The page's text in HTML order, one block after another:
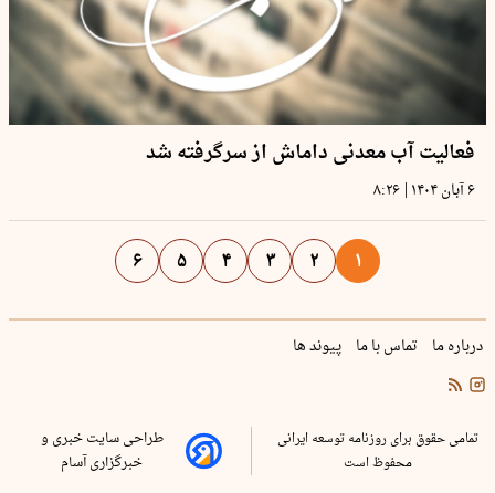
فعالیت آب معدنی داماش از سرگرفته شد
۶ آبان ۱۴۰۴ | ۸:۲۶
۱ ۲ ۳ ۴ ۵ ۶
درباره ما تماس با ما پیوند ها
تمامی حقوق برای روزنامه توسعه ایرانی
محفوظ است
طراحی سایت خبری و
خبرگزاری آسام